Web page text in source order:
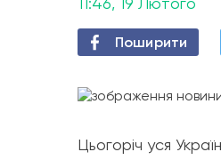
Поширити
Цьогоріч уся